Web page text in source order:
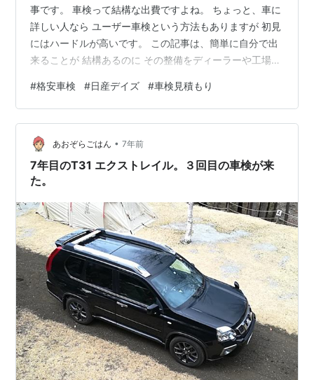
事です。 車検って結構な出費ですよね。 ちょっと、車に
詳しい人なら ユーザー車検という方法もありますが 初見
にはハードルが高いです。 この記事は、簡単に自分で出
来ることが 結構あるのに その整備をディーラーや工場に
という記事になります。 当たり前ですが 全部プロにお金
を払ってやってもらった方が いいのは当然です。 しかし
ながら、世の中はDIYが好きな人も多い。 そして、少な
からず 車検の時は 高っ！！！ って思った人が絶対に多
いと思います。 それでは、私の技を公開します。 まずは
…
#格安車検 #日産デイズ #車検見積もり
あおぞらごはん • 7年前
7年目のT31 エクストレイル。３回目の車検が来
た。